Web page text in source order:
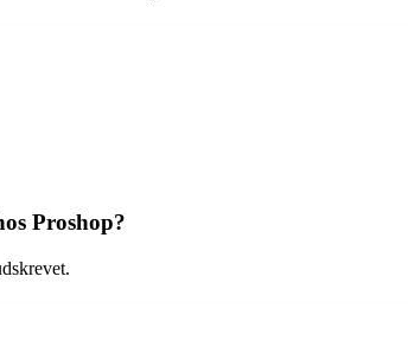
Proshop?